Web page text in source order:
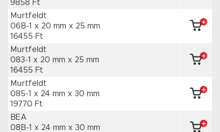
9858 Ft
Murtfeldt
06B-1 x 20 mm x 25 mm
16455 Ft
Murtfeldt
083-1 x 20 mm x 25 mm
16455 Ft
Murtfeldt
085-1 x 24 mm x 30 mm
19770 Ft
BEA
08B-1 x 24 mm x 30 mm